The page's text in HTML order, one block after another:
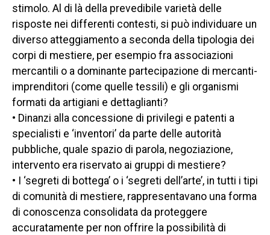
stimolo. Al di là della prevedibile varietà delle
risposte nei differenti contesti, si può individuare un
diverso atteggiamento a seconda della tipologia dei
corpi di mestiere, per esempio fra associazioni
mercantili o a dominante partecipazione di mercanti-
imprenditori (come quelle tessili) e gli organismi
formati da artigiani e dettaglianti?
• Dinanzi alla concessione di privilegi e patenti a
specialisti e ‘inventori’ da parte delle autorità
pubbliche, quale spazio di parola, negoziazione,
intervento era riservato ai gruppi di mestiere?
• I ‘segreti di bottega’ o i ‘segreti dell’arte’, in tutti i tipi
di comunità di mestiere, rappresentavano una forma
di conoscenza consolidata da proteggere
accuratamente per non offrire la possibilità di